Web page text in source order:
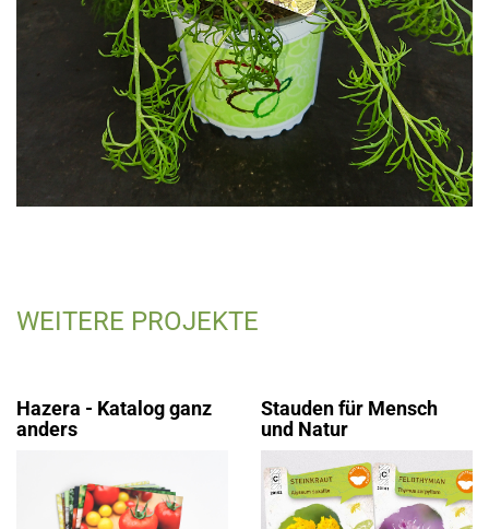
WEITERE PROJEKTE
Hazera - Katalog ganz
anders
Stauden für Mensch
und Natur